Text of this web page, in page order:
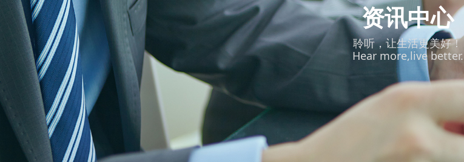
资讯中心
聆听，让生活更美好！
Hear more,live better.